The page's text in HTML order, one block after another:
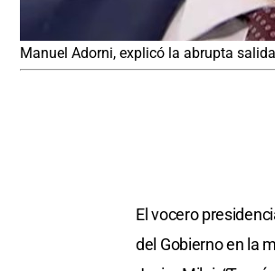
Manuel Adorni, explicó la abrupta
El vocero
del Gobierno en la